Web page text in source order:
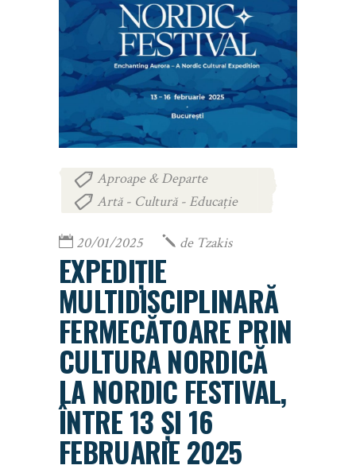
Aproape & Departe
Artă - Cultură - Educație
20/01/2025 de Tzakis
EXPEDIȚIE
MULTIDISCIPLINARĂ
FERMECĂTOARE PRIN
CULTURA NORDICĂ
LA NORDIC FESTIVAL,
ÎNTRE 13 ȘI 16
FEBRUARIE 2025